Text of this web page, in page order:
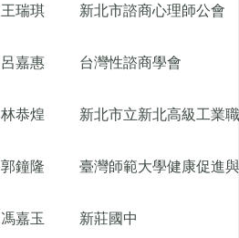
王瑞琪 新北市諮商心理師公會
呂嘉惠 台灣性諮商學會
林恭煌 新北市立新北高級工業
郭鐘隆 臺灣師範大學健康促進
馮嘉玉 新莊國中